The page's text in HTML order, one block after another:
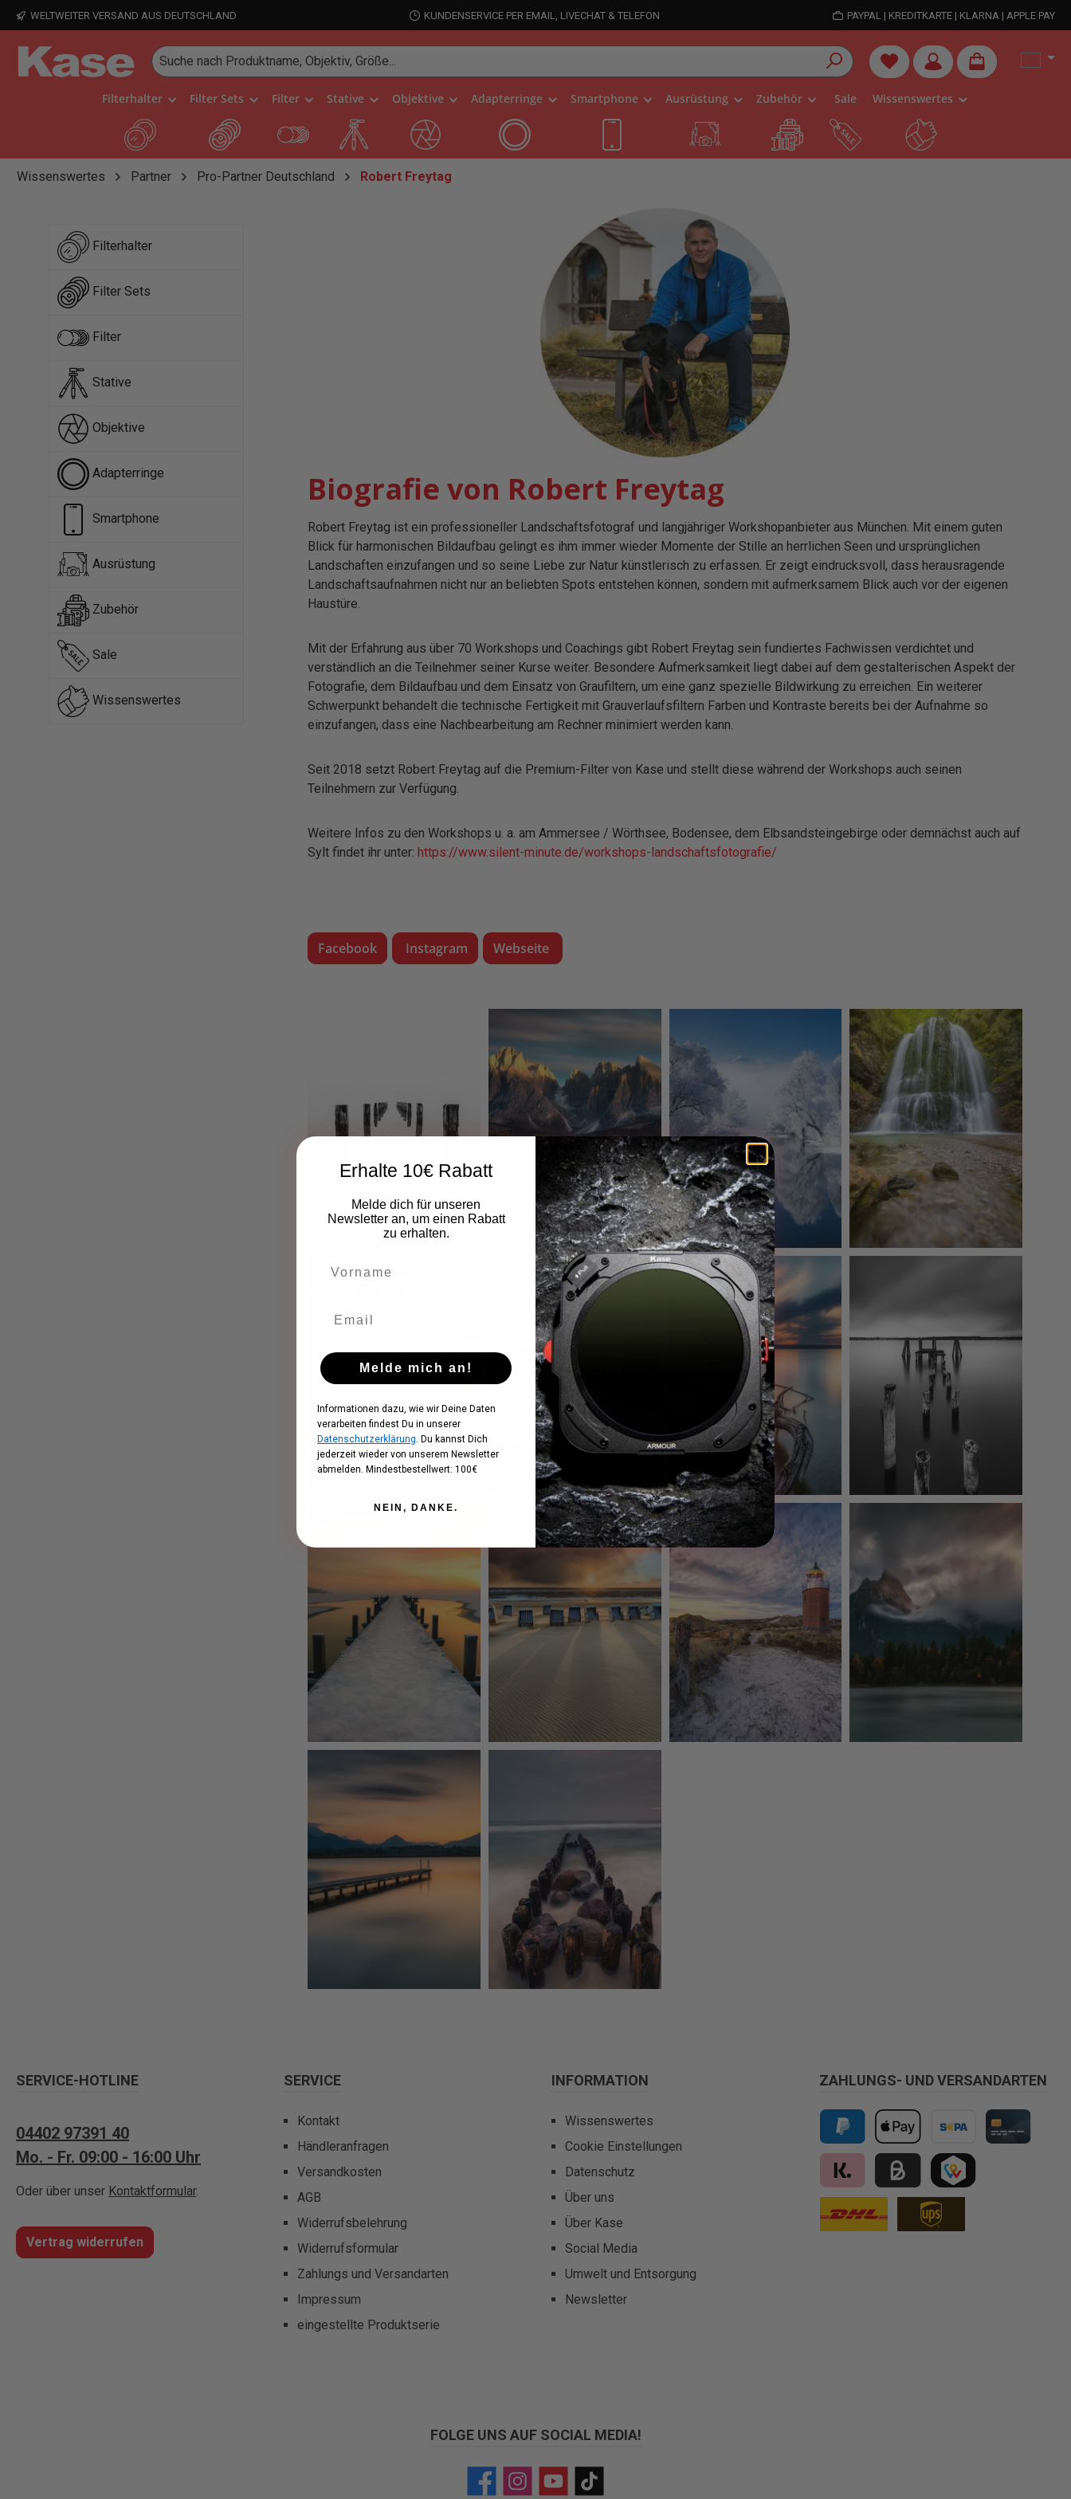
Hauptinhalt springen
Zur Suche springen
Zur Hauptnavigation springen
WELTWEITER VERSAND AUS DEUTSCHLAND KUNDENSERVICE PER EMAIL, LIVECHAT & TELEFON PAYPAL | KREDITKARTE | KLARNA | APPLE PAY
Du hast 0 Produkte auf dem
Filterhalter Filter Sets Filter Stative Objektive Adapterringe Smartphone Ausrüstung Zubehör Sale Wissenswertes
Wissenswertes Partner Pro-Partner Deutschland Robert Freytag
Filterhalter
Filter Sets
Filter
Stative
Objektive
Adapterringe
Smartphone
Ausrüstung
Zubehör
Sale
Wissenswertes
Biografie von Robert Freytag
Robert Freytag ist ein professioneller Landschaftsfotograf und langjähriger Workshopanbieter aus München. Mit einem guten
Blick für harmonischen Bildaufbau gelingt es ihm immer wieder Momente der Stille an herrlichen Seen und ursprünglichen
Landschaften einzufangen und so seine Liebe zur Natur künstlerisch zu erfassen. Er zeigt eindrucksvoll, dass herausragende
Landschaftsaufnahmen nicht nur an beliebten Spots entstehen können, sondern mit aufmerksamem Blick auch vor der eigenen
Haustüre.
Mit der Erfahrung aus über 70 Workshops und Coachings gibt Robert Freytag sein fundiertes Fachwissen verdichtet und
verständlich an die Teilnehmer seiner Kurse weiter. Besondere Aufmerksamkeit liegt dabei auf dem gestalterischen Aspekt der
Fotografie, dem Bildaufbau und dem Einsatz von Graufiltern, um eine ganz spezielle Bildwirkung zu erreichen. Ein weiterer
Schwerpunkt behandelt die technische Fertigkeit mit Grauverlaufsfiltern Farben und Kontraste bereits bei der Aufnahme so
einzufangen, dass eine Nachbearbeitung am Rechner minimiert werden kann.
Seit 2018 setzt Robert Freytag auf die Premium-Filter von Kase und stellt diese während der Workshops auch seinen
Teilnehmern zur Verfügung.
Weitere Infos zu den Workshops u. a. am Ammersee / Wörthsee, Bodensee, dem Elbsandsteingebirge oder demnächst auch auf
Sylt findet ihr unter: https://www.silent-minute.de/workshops-landschaftsfotografie/
Facebook Instagram Webseite
SERVICE-HOTLINE
04402 97391 40
Mo. - Fr. 09:00 - 16:00 Uhr
Oder über unser Kontaktformular.
Vertrag widerrufen
SERVICE
Kontakt
Händleranfragen
Versandkosten
AGB
Widerrufsbelehrung
Widerrufsformular
Zahlungs und Versandarten
Impressum
eingestellte Produktserie
INFORMATION
Wissenswertes
Cookie Einstellungen
Datenschutz
Über uns
Über Kase
Social Media
Umwelt und Entsorgung
Newsletter
ZAHLUNGS- UND VERSANDARTEN
PayPal Apple Pay Vorkasse
Klarna Kauf auf Rechnung für B2B via
TWINT
FOLGE UNS AUF SOCIAL MEDIA!
FacebookInstagramYouTubeTikTok
Erhalte 10€ Rabatt
Melde dich für unseren
Newsletter an, um einen Rabatt
zu erhalten.
Melde mich an!
Informationen dazu, wie wir Deine Daten
verarbeiten findest Du in unserer
Datenschutzerklärung. Du kannst Dich
jederzeit wieder von unserem Newsletter
abmelden. Mindestbestellwert: 100€
NEIN, DANKE.